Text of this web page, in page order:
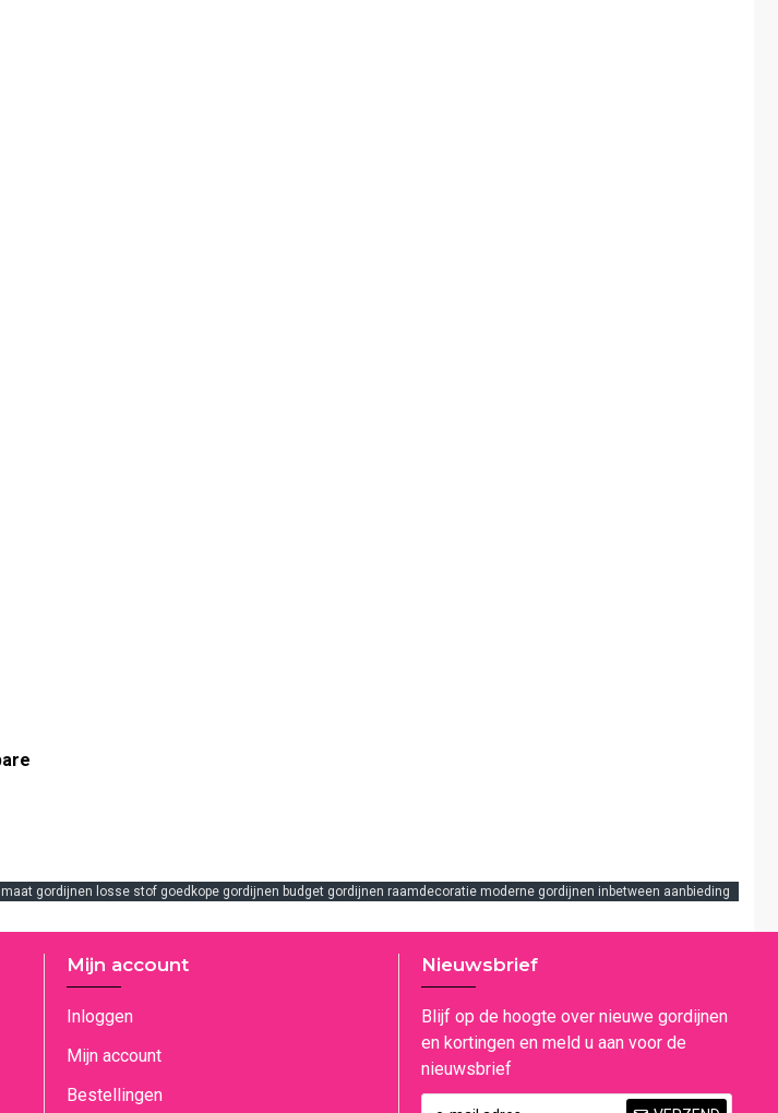
gordijnen losse stof goedkope gordijnen budget gordijnen raamdecoratie moderne gordijnen inbetween aanbieding
Mijn account
Inloggen
Mijn account
Bestellingen
Nieuwsbrief
Blijf op de hoogte over nieuwe gordijnen
en kortingen en meld u aan voor de
nieuwsbrief